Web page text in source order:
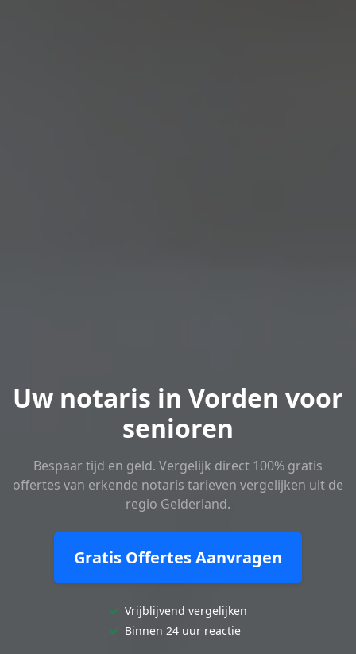
Uw notaris in Vorden voor
senioren
Bespaar tijd en geld. Vergelijk direct 100% gratis
offertes van erkende notaris tarieven vergelijken uit de
regio Gelderland.
Gratis Offertes Aanvragen
✓ Vrijblijvend vergelijken
✓ Binnen 24 uur reactie